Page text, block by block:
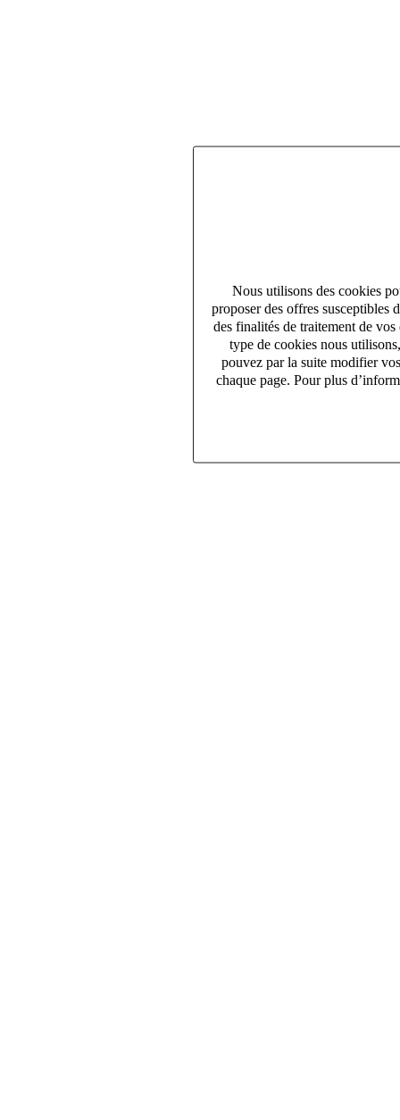
Nous utilisons des cookies
proposer des offres susceptibles
des finalités de traitement de
type de cookies nous
pouvez par la suite modifier
chaque page. Pour plus